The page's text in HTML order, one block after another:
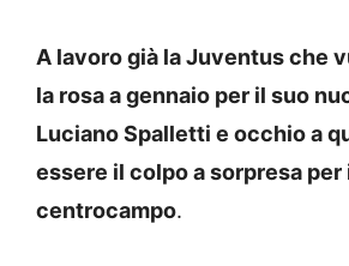
A lavoro già la Juventus che
la rosa a gennaio per il suo
Luciano Spalletti e occhio a
essere il colpo a sorpresa per
centrocampo.